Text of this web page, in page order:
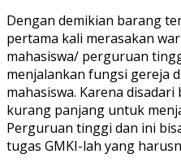
Dengan demikian barang
pertama kali merasakan
mahasiswa/ perguruan
menjalankan fungsi gereja
mahasiswa. Karena
kurang panjang untuk
Perguruan tinggi dan ini
tugas GMKI-lah yang